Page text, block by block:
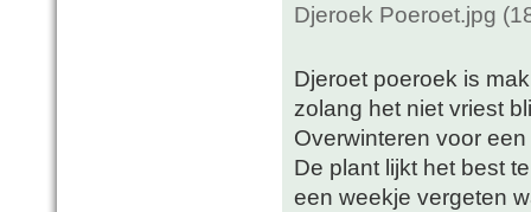
Djeroek Poeroet.jpg
Djeroet poeroek is
zolang het niet vriest
Overwinteren voor
De plant lijkt het best
een weekje vergeten